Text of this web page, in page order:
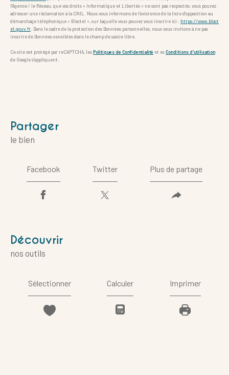
l'Agence / le Réseau, que vos droits « Informatique et Libertés » ne sont pas respectés, vous pouvez
adresser une réclamation à la CNIL. Nous vous informons de l’existence de la liste d'opposition au
démarchage téléphonique « Bloctel », sur laquelle vous pouvez vous inscrire ici : https://www.bloct
el.gouv.fr . Dans le cadre de la protection des Données personnelles, nous vous invitons à ne pas
inscrire de Données sensibles dans le champ de saisie libre.
Ce site est protégé par reCAPTCHA, lesPolitiques de Confidentialité et esConditions d'utilisation
de Google s'appliquent.
partager
le bien
Facebook Twitter Plus de partage
découvrir
nos outils
Sélectionner Calculer Imprimer